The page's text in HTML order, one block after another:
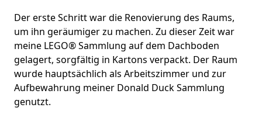
Der erste Schritt war die Renovierung des Raums,
um ihn geräumiger zu machen. Zu dieser Zeit war
meine LEGO® Sammlung auf dem Dachboden
gelagert, sorgfältig in Kartons verpackt. Der Raum
wurde hauptsächlich als Arbeitszimmer und zur
Aufbewahrung meiner Donald Duck Sammlung
genutzt.